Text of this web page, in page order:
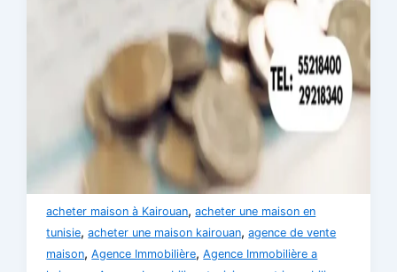
acheter maison à Kairouan,acheter une maison en
tunisie,acheter une maison kairouan,agence de vente
maison,Agence Immobilière,Agence Immobilière a